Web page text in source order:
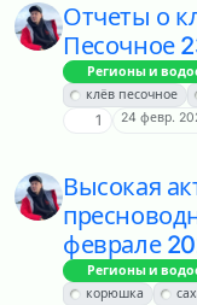
Отчеты о
Песочное
Регионы и
клёв песочное
1 24 февр.
Высокая
феврале
Регионы и
корюшка